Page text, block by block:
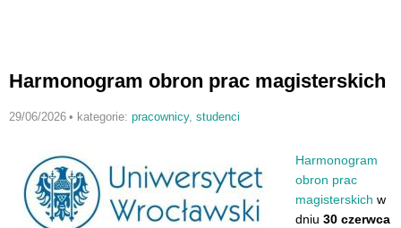
Harmonogram obron prac magisterskich
29/06/2026 • kategorie: pracownicy, studenci
Harmonogram
obron prac
magisterskich w
dniu 30 czerwca